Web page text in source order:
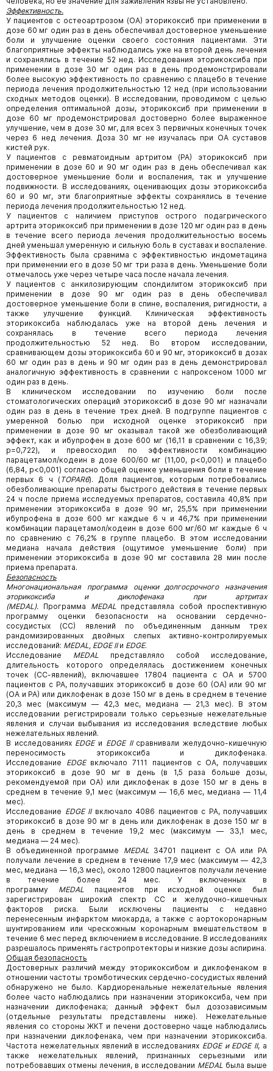
Эффективность.
У пациентов с остеоартрозом (ОА) эторикоксиб при применении в
дозе 60 мг один раз в день обеспечивал достоверное уменьшение
боли и улучшение оценки своего состояния пациентами. Эти
благоприятные эффекты наблюдались уже на второй день лечения
и сохранялись в течение 52 нед. Исследования эторикоксиба при
применении в дозе 30 мг один раз в день продемонстрировали
более высокую эффективность по сравнению с плацебо в течение
периода лечения продолжительностью 12 нед (при использовании
сходных методов оценки). В исследовании, проводимом с целью
определения оптимальной дозы, эторикоксиб при применении в
дозе 60 мг продемонстрировал достоверно более выраженное
улучшение, чем в дозе 30 мг, для всех 3 первичных конечных точек
через 6 нед лечения. Доза 30 мг не изучалась при ОА суставов
кистей рук.
У пациентов с ревматоидным артритом (РА) эторикоксиб при
применении в дозе 60 и 90 мг один раз в день обеспечивал как
достоверное уменьшение боли и воспаления, так и улучшение
подвижности. В исследованиях, оценивающих дозы эторикоксиба
60 и 90 мг, эти благоприятные эффекты сохранялись в течение
периода лечения продолжительностью 12 нед.
У пациентов с наличием приступов острого подагрического
артрита эторикоксиб при применении в дозе 120 мг один раз в день
в течение всего периода лечения продолжительностью восемь
дней уменьшал умеренную и сильную боль в суставах и воспаление.
Эффективность была сравнима с эффективностью индометацина
при применении его в дозе 50 мг три раза в день. Уменьшение боли
отмечалось уже через четыре часа после начала лечения.
У пациентов с анкилозирующим спондилитом эторикоксиб при
применении в дозе 90 мг один раз в день обеспечивал
достоверное уменьшение боли в спине, воспаления, ригидности, а
также улучшение функций. Клиническая эффективность
эторикоксиба наблюдалась уже на второй день лечения и
сохранялась в течение всего периода лечения
продолжительностью 52 нед. Во втором исследовании,
сравнивающем дозы эторикоксиба 60 и 90 мг, эторикоксиб в дозах
60 мг один раз в день и 90 мг один раз в день демонстрировал
аналогичную эффективность в сравнении с напроксеном 1000 мг
один раз в день.
В клиническом исследовании по изучению боли после
стоматологических операций эторикоксиб в дозе 90 мг назначали
один раз в день в течение трех дней. В подгруппе пациентов с
умеренной болью при исходной оценке эторикоксиб при
применении в дозе 90 мг оказывал такой же обезболивающий
эффект, как и ибупрофен в дозе 600 мг (16,11 в сравнении с 16,39;
p=0,722), и превосходил по эффективности комбинацию
парацетамол/кодеин в дозе 600/60 мг (11,00, p<0,001) и плацебо
(6,84, p<0,001) согласно общей оценке уменьшения боли в течение
первых 6 ч (TOPAR6). Доля пациентов, которым потребовались
обезболивающие препараты быстрого действия в течение первых
24 ч после приема исследуемых препаратов, составила 40,8% при
применении эторикоксиба в дозе 90 мг, 25,5% при применении
ибупрофена в дозе 600 мг каждые 6 ч и 46,7% при применении
комбинации парацетамол/кодеин в дозе 600 мг/60 мг каждые 6 ч
по сравнению с 76,2% в группе плацебо. В этом исследовании
медиана начала действия (ощутимое уменьшение боли) при
применении эторикоксиба в дозе 90 мг составила 28 мин после
приема препарата.
Безопасность
Многонациональная программа оценки долгосрочного назначения
эторикоксиба и диклофенака при артритах
(MEDAL). Программа MEDALпредставляла собой проспективную
программу оценки безопасности на основании сердечно-
сосудистых (СС) явлений по объединенным данным трех
рандомизированных двойных слепых активно-контролируемых
исследований: MEDAL, EDGE IIи EDGE.
Исследование MEDAL представляло собой исследование,
длительность которого определялась достижением конечных
точек (СС-явлений), включавшее 17804 пациента с ОА и 5700
пациентов с РА, получавших эторикоксиб в дозе 60 (ОА) или 90 мг
(ОА и РА) или диклофенак в дозе 150 мг в день в среднем в течение
20,3 мес (максимум — 42,3 мес, медиана — 21,3 мес). В этом
исследовании регистрировали только серьезные нежелательные
явления и случаи выбывания из исследования вследствие любых
нежелательных явлений.
В исследованиях EDGEи EDGE IIсравнивали желудочно-кишечную
переносимость эторикоксиба и диклофенака.
Исследование EDGEвключало 7111 пациентов с ОА, получавших
эторикоксиб в дозе 90 мг в день (в 1,5 раза больше дозы,
рекомендуемой при ОА) или диклофенак в дозе 150 мг в день в
среднем в течение 9,1 мес (максимум — 16,6 мес, медиана — 11,4
мес).
Исследование EDGE IIвключало 4086 пациентов с РА, получавших
эторикоксиб в дозе 90 мг в день или диклофенак в дозе 150 мг в
день в среднем в течение 19,2 мес (максимум — 33,1 мес,
медиана — 24 мес).
В объединенной программе MEDAL34701 пациент с ОА или РА
получали лечение в среднем в течение 17,9 мес (максимум — 42,3
мес, медиана — 16,3 мес), около 12800 пациентов получали лечение
в течение более 24 мес. У включенных в
программу MEDALпациентов при исходной оценке был
зарегистрирован широкий спектр СС и желудочно-кишечных
факторов риска. Были исключены пациенты с недавно
перенесенным инфарктом миокарда, а также с аортокоронарным
шунтированием или чрескожным коронарным вмешательством в
течение 6 мес перед включением в исследование. В исследованиях
разрешалось применять гастропротекторы и низкие дозы аспирина.
Общая безопасность
Достоверных различий между эторикоксибом и диклофенаком в
отношении частоты тромботических сердечно-сосудистых явлений
обнаружено не было. Кардиоренальные нежелательные явления
более часто наблюдались при назначении эторикоксиба, чем при
назначении диклофенака; данный эффект был дозозависимым
(отдельные результаты представлены ниже). Нежелательные
явления со стороны ЖКТ и печени достоверно чаще наблюдались
при назначении диклофенака, чем при назначении эторикоксиба.
Частота нежелательных явлений в исследованиях EDGE и EDGE II, а
также нежелательных явлений, признанных серьезными или
потребовавших отмены лечения, в исследовании MEDAL была выше